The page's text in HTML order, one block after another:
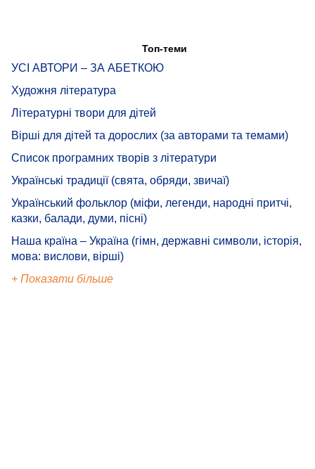
Топ-теми
УСІ АВТОРИ – ЗА АБЕТКОЮ
Художня література
Літературні твори для дітей
Вірші для дітей та дорослих (за авторами та темами)
Список програмних творів з літератури
Українські традиції (свята, обряди, звичаї)
Український фольклор (міфи, легенди, народні притчі,
казки, балади, думи, пісні)
Наша країна – Україна (гімн, державні символи, історія,
мова: вислови, вірші)
+ Показати більше